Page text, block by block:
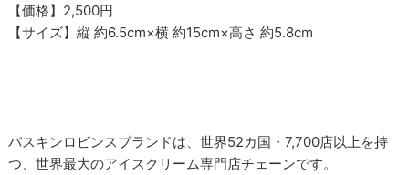
【価格】2,500円
【サイズ】縦 約6.5cm×横 約15cm×高さ 約5.8cm
バスキンロビンスブランドは、世界52カ国・7,700店以上を持
つ、世界最大のアイスクリーム専門店チェーンです。